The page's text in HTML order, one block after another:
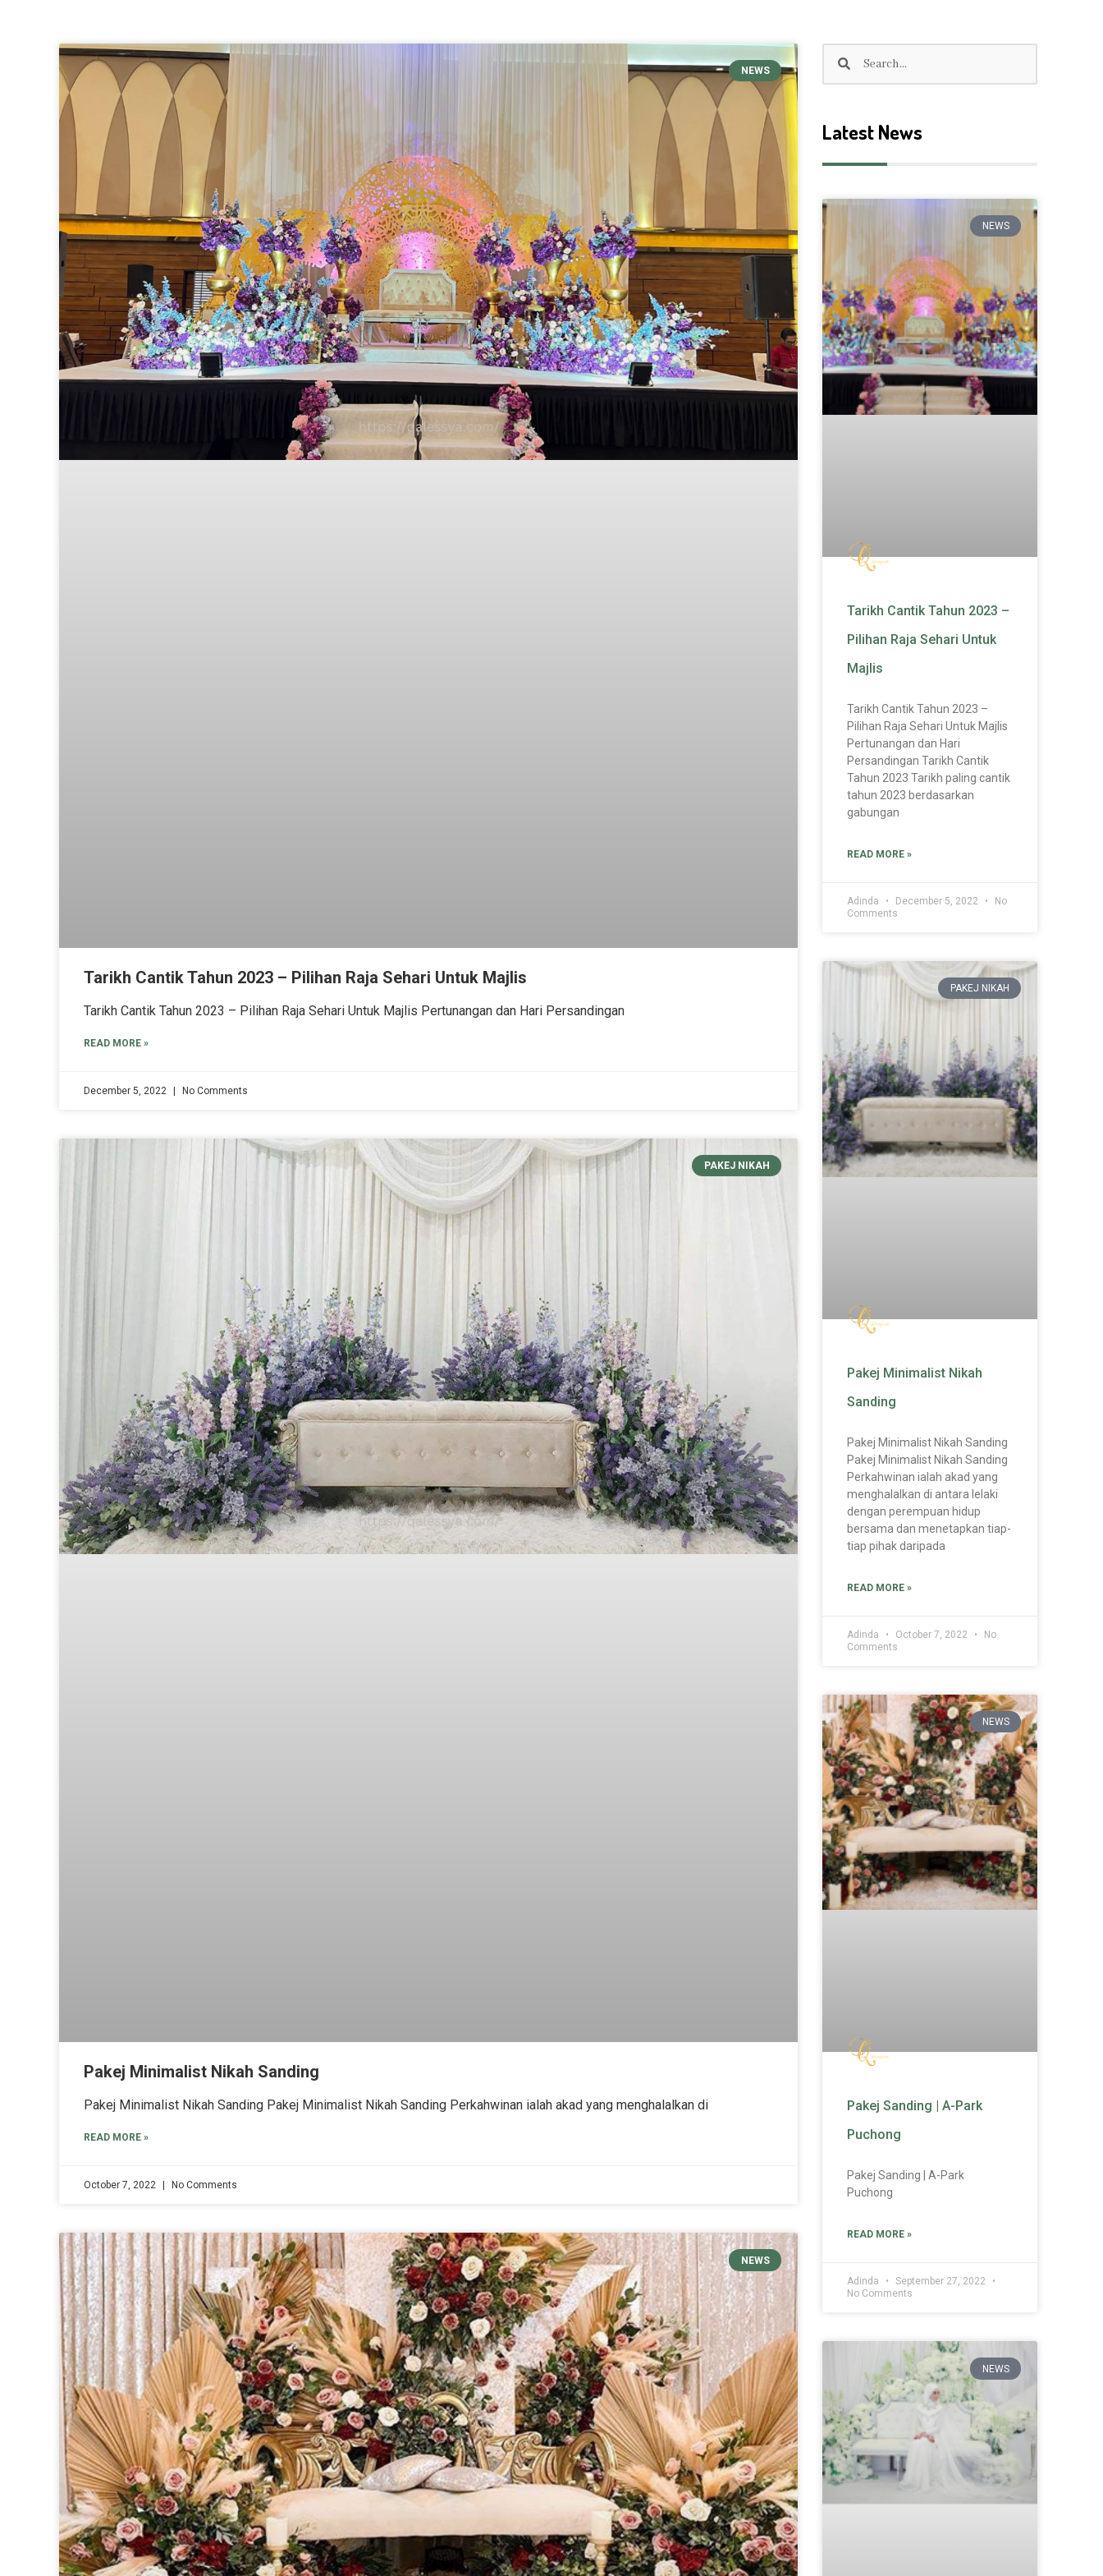
NEWS
Tarikh Cantik Tahun 2023 – Pilihan Raja Sehari Untuk Majlis
Tarikh Cantik Tahun 2023 – Pilihan Raja Sehari Untuk Majlis Pertunangan dan Hari Persandingan
READ MORE »
December 5, 2022 No Comments
PAKEJ NIKAH
Pakej Minimalist Nikah Sanding
Pakej Minimalist Nikah Sanding Pakej Minimalist Nikah Sanding Perkahwinan ialah akad yang menghalalkan di
READ MORE »
October 7, 2022 No Comments
NEWS
Latest News
NEWS
Tarikh Cantik Tahun 2023 –
Pilihan Raja Sehari Untuk
Majlis
Tarikh Cantik Tahun 2023 –
Pilihan Raja Sehari Untuk Majlis
Pertunangan dan Hari
Persandingan Tarikh Cantik
Tahun 2023 Tarikh paling cantik
tahun 2023 berdasarkan
gabungan
READ MORE »
Adinda December 5, 2022
No
Comments
PAKEJ NIKAH
Pakej Minimalist Nikah
Sanding
Pakej Minimalist Nikah Sanding
Pakej Minimalist Nikah Sanding
Perkahwinan ialah akad yang
menghalalkan di antara lelaki
dengan perempuan hidup
bersama dan menetapkan tiap-
tiap pihak daripada
READ MORE »
Adinda October 7, 2022
No
Comments
NEWS
Pakej Sanding | A-Park
Puchong
Pakej Sanding | A-Park
Puchong
READ MORE »
Adinda
September 27, 2022
No Comments
NEWS